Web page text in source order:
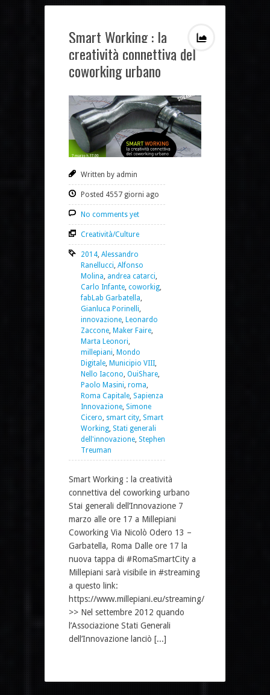
Smart Working : la
creatività connettiva del
coworking urbano
Written by admin
Posted 4557 giorni ago
No comments yet
Creatività/Culture
2014 Alessandro
Ranellucci Alfonso
Molina andrea catarci
Carlo Infante coworkig
fabLab Garbatella
Gianluca Porinelli
innovazione Leonardo
Zaccone Maker Faire
Marta Leonori
millepiani Mondo
Digitale Municipio VIII
Nello Iacono OuiShare
Paolo Masini roma
Roma Capitale Sapienza
Innovazione Simone
Cicero smart city Smart
Working Stati generali
dell'innovazione Stephen
Treuman
Smart Working : la creatività
connettiva del coworking urbano
Stai generali dell’Innovazione 7
marzo alle ore 17 a Millepiani
Coworking Via Nicolò Odero 13 –
Garbatella, Roma Dalle ore 17 la
nuova tappa di #RomaSmartCity a
Millepiani sarà visibile in #streaming
a questo link:
https://www.millepiani.eu/streaming/
>> Nel settembre 2012 quando
l’Associazione Stati Generali
dell’Innovazione lanciò [...]